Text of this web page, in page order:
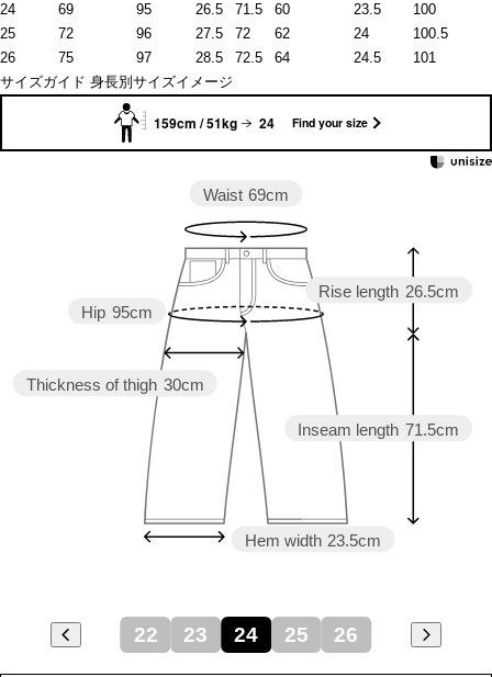
24
69 95 26.5 71.5 60 23.5
100
25
72 96 27.5 72 62 24
100.5
26
75 97 28.5 72.5 64 24.5
101
サイズガイド 身長別サイズイメージ
159cm / 51kg 24 Find your size
Inseam length 71.5cm
Rise length 26.5cm
Hem width 23.5cm
Thickness of thigh 30cm
Hip 95cm
Waist 69cm
22 23 24 25 26